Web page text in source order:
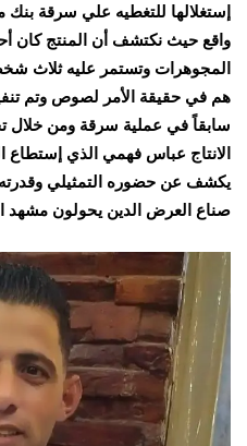
إستغلالها للتغطيه علي سرقة
واقع حيث نكتشف أن المنتج كان
المجوهرات وتستمر عليه ثلاث
هم في حقيقة الأمر لصوص وتم
سابقاً في عملية سرقة ومن خلال
الانتاج عباس فهمي الذي
يكشف عن حضوره التمثيلي
صناع العرض الدين يحولون مشهد